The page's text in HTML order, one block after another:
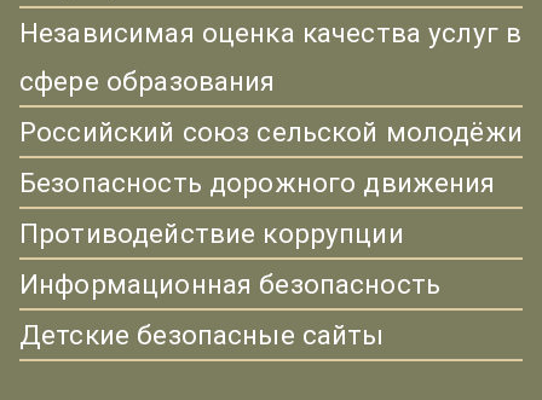
Независимая оценка качества услуг в
сфере образования
Российский союз сельской молодёжи
Безопасность дорожного движения
Противодействие коррупции
Информационная безопасность
Детские безопасные сайты